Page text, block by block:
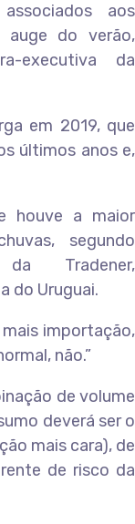
aos
auge do verão,
executiva da
em 2019, que
últimos anos e,
houve a maior
segundo
Tradener,
do Uruguai.
mais importação,
não.”
de volume
deverá ser o
mais cara), de
de risco da